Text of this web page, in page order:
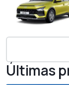
Últimas